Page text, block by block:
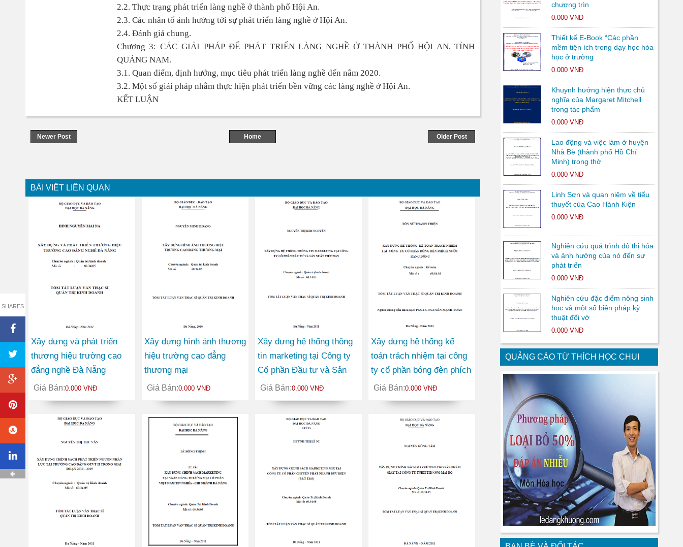
SHARES
2.2. Thực trạng phát triển làng nghề ở thành phố Hội An.
2.3. Các nhân tố ảnh hưởng tới sự phát triển làng nghề ở Hội An.
2.4. Đánh giá chung.
Chương 3: CÁC GIẢI PHÁP ĐỂ PHÁT TRIỂN LÀNG NGHỀ Ở THÀNH PHỐ HỘI AN, TỈNH
QUẢNG NAM.
3.1. Quan điểm, định hướng, mục tiêu phát triển làng nghề đến nắm 2020.
3.2. Một số giải pháp nhằm thực hiện phát triển bền vững các làng nghề ở Hội An.
KẾT LUẬN
Newer Post Older Post
Home
BÀI VIẾT LIÊN QUAN
Xây dựng và phát triển
thương hiệu trường cao
đẳng nghề Đà Nẵng
Giá Bán:0.000 VNĐ
Xây dựng hình ảnh thương
hiệu trường cao đẳng
thương mại
Giá Bán:0.000 VNĐ
Xây dựng hệ thống thông
tin marketing tại Công ty
Cổ phần Đầu tư và Sản
xuất Việt Hàn
Giá Bán:0.000 VNĐ
Xây dựng hệ thống kế
toán trách nhiệm tại công
ty cổ phần bóng đèn phích
nước Rạng Đông
Giá Bán:0.000 VNĐ
chương trìn
0.000 VNĐ
Thiết kế E-Book “Các phần
mềm tiện ích trong dạy học hóa
học ở trường
0.000 VNĐ
Khuynh hướng hiện thực chủ
nghĩa của Margaret Mitchell
trong tác phẩm
0.000 VNĐ
Lao động và việc làm ở huyện
Nhà Bè (thành phố Hồ Chí
Minh) trong thờ
0.000 VNĐ
Linh Sơn và quan niệm về tiểu
thuyết của Cao Hành Kiện
0.000 VNĐ
Nghiên cứu quá trình đô thị hóa
và ảnh hưởng của nó đến sự
phát triển
0.000 VNĐ
Nghiên cứu đặc điểm nông sinh
học và một số biện pháp kỹ
thuật đối vớ
0.000 VNĐ
QUẢNG CÁO TỪ THÍCH HỌC CHUI